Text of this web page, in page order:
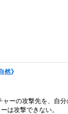
然》
ーの攻撃先を、自
は攻撃できない。